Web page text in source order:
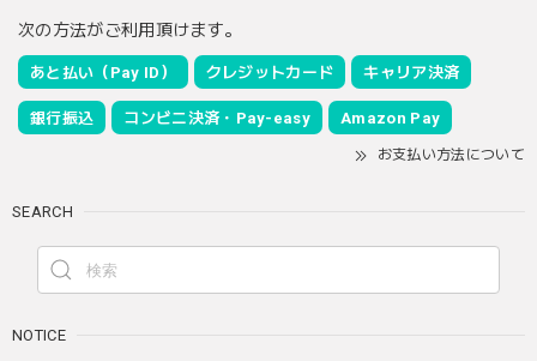
次の方法がご利用頂けます。
あと払い（Pay ID） クレジットカード キャリア決済
銀行振込 コンビニ決済・Pay-easy Amazon Pay
お支払い方法について
SEARCH
NOTICE